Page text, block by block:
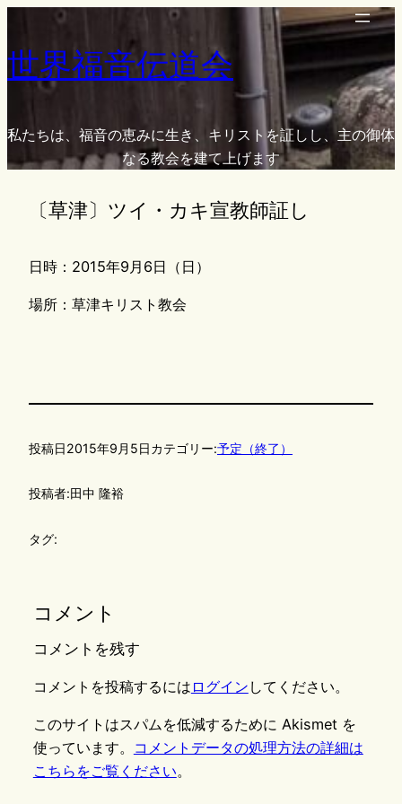
を
ッ
世界福音伝道会
私たちは、福音の恵みに生き、キリストを証しし、主の御体
なる教会を建て上げます
〔草津〕ツイ・カキ宣教師証し
日時：2015年9月6日（日）
場所：草津キリスト教会
投稿日2015年9月5日カテゴリー:予定（終了）
投稿者:田中 隆裕
タグ:
コメント
コメントを残す
コメントを投稿するには ログイン してください。
このサイトはスパムを低減するために Akismet を
使っています。
コメントデータの処理方法の詳細は
こちらをご覧ください。